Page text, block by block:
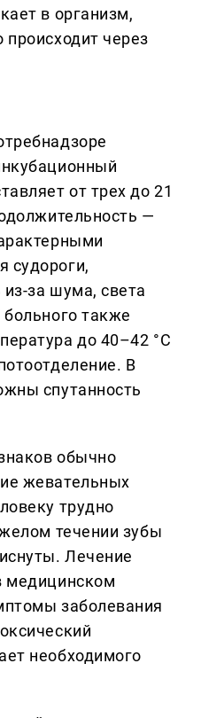
в организм,
происходит через
от трех до 21
—
судороги,
за шума, света
также
до 40–42 °С
В
спутанность
обычно
жевательных
трудно
течении зубы
Лечение
медицинском
заболевания
необходимого